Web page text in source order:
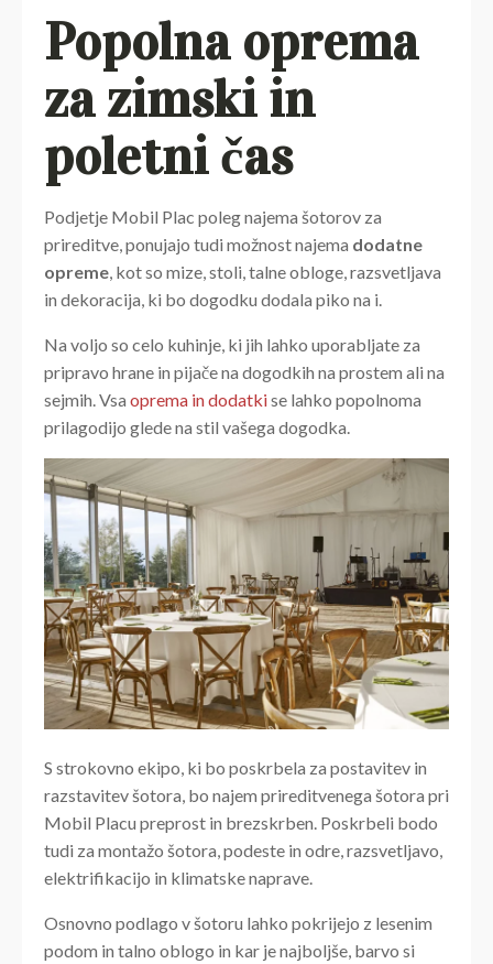
Popolna oprema
za zimski in
poletni čas
Podjetje Mobil Plac poleg najema šotorov za
prireditve, ponujajo tudi možnost najema dodatne
opreme, kot so mize, stoli, talne obloge, razsvetljava
in dekoracija, ki bo dogodku dodala piko na i.
Na voljo so celo kuhinje, ki jih lahko uporabljate za
pripravo hrane in pijače na dogodkih na prostem ali na
sejmih. Vsa oprema in dodatkise lahko popolnoma
prilagodijo glede na stil vašega dogodka.
S strokovno ekipo, ki bo poskrbela za postavitev in
razstavitev šotora, bo najem prireditvenega šotora pri
Mobil Placu preprost in brezskrben. Poskrbeli bodo
tudi za montažo šotora, podeste in odre, razsvetljavo,
elektrifikacijo in klimatske naprave.
Osnovno podlago v šotoru lahko pokrijejo z lesenim
podom in talno oblogo in kar je najboljše, barvo si